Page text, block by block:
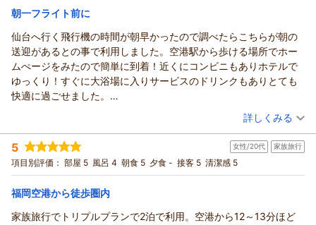
宿泊価格帯： 11,001～12,000円(大人一人あたり/税込)
ホテルフロントイン福岡空港からの返信
ご宿泊の感想をお寄せいただき、心より御礼申し上げます。
福岡空港からのアクセスや周辺の利便性、大浴場でゆったりと
お過ごしいただけたことなど、旅の前泊として快適にお過ごし
いただけた様子が伝わり、とても嬉しく拝読しました。
スタッフへの温かいお言葉もありがとうございます。お客様の
お声は、より良い滞在をご提供するための大きな励みとなって
おります。
また、チェックアウト後の空港までの送迎もお役に立てたよう
で安心いたしました。
福岡空港をご利用の際に「また泊まりたい」と思っていただけ
朝一フライト前に
仙台へ行く飛行機の時間が朝早かったので調べたらこちらが朝の
送迎があるとの事で利用しました。空港駅から歩ける場所でホー
ムぺージをみたので簡単に到着！近くにコンビニもありホテルで
ゆっくり！すぐに大浴場に入りサービスのドリンクもありとても
快適に過ごせました。
チェックイン時に翌日の送迎時間予約しといたので安心でした。
（投稿日：2026/04/17）
宿泊時期： 2026年04月宿泊 (一人旅)
投稿者： みっちゃんさん
宿泊プラン： 【福岡空港ご利用の方限定】 素泊りプラン
食事なし
宿泊価格帯： 8,001～9,000円(大人一人あたり/税込)
ホテルフロントイン福岡空港からの返信
詳しくみる
5 女性/20代 家族旅行
項目別評価： 部屋 5 風呂 4 朝食 5 夕食 - 接客 5 清潔感 5
福岡空港から徒歩圏内
家族旅行でトリプルプランで2泊で利用。空港から12～13分ほど